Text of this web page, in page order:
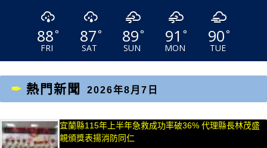
88°
FRI
87°
SAT
89°
SUN
91 °
MON
90°
TUE
熱門新聞 2026年8月7日
宜蘭縣115年上半年急救成功率破36% 代理縣長林茂盛
親頒獎表揚消防同仁